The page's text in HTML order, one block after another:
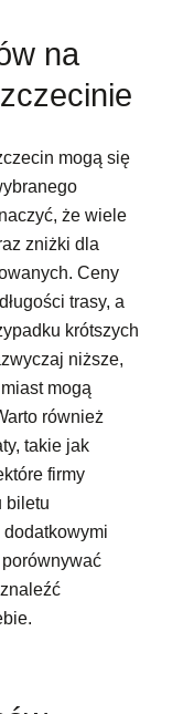
na
mogą się
że wiele
zniżki dla
Ceny
trasy, a
krótszych
niższe,
mogą
również
takie jak
firmy
biletu